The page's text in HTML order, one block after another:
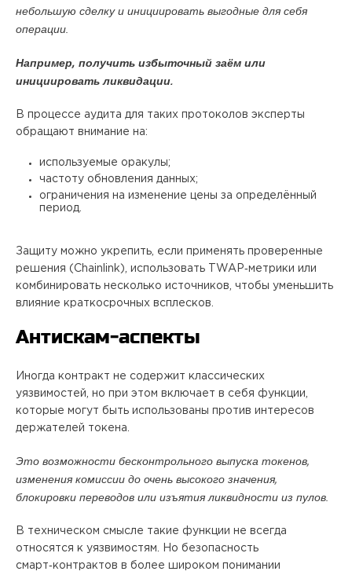
небольшую сделку и инициировать выгодные для себя
операции.
Например, получить избыточный заём или
инициировать ликвидации.
В процессе аудита для таких протоколов эксперты
обращают внимание на:
используемые оракулы;
частоту обновления данных;
ограничения на изменение цены за определённый
период.
Защиту можно укрепить, если применять проверенные
решения (Chainlink), использовать TWAP‑метрики или
комбинировать несколько источников, чтобы уменьшить
влияние краткосрочных всплесков.
Антискам‑аспекты
Иногда контракт не содержит классических
уязвимостей, но при этом включает в себя функции,
которые могут быть использованы против интересов
держателей токена.
Это возможности бесконтрольного выпуска токенов,
изменения комиссии до очень высокого значения,
блокировки переводов или изъятия ликвидности из пулов.
В техническом смысле такие функции не всегда
относятся к уязвимостям. Но безопасность
смарт‑контрактов в более широком понимании